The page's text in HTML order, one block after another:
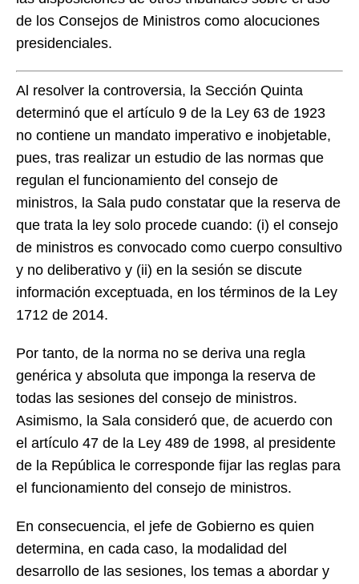
de los Consejos de Ministros como alocuciones
presidenciales.
Al resolver la controversia, la Sección Quinta
determinó que el artículo 9 de la Ley 63 de 1923
no contiene un mandato imperativo e inobjetable,
pues, tras realizar un estudio de las normas que
regulan el funcionamiento del consejo de
ministros, la Sala pudo constatar que la reserva de
que trata la ley solo procede cuando: (i) el consejo
de ministros es convocado como cuerpo consultivo
y no deliberativo y (ii) en la sesión se discute
información exceptuada, en los términos de la Ley
1712 de 2014.
Por tanto, de la norma no se deriva una regla
genérica y absoluta que imponga la reserva de
todas las sesiones del consejo de ministros.
Asimismo, la Sala consideró que, de acuerdo con
el artículo 47 de la Ley 489 de 1998, al presidente
de la República le corresponde fijar las reglas para
el funcionamiento del consejo de ministros.
En consecuencia, el jefe de Gobierno es quien
determina, en cada caso, la modalidad del
desarrollo de las sesiones, los temas a abordar y